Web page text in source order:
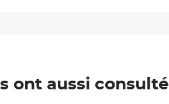
ont aussi consulté